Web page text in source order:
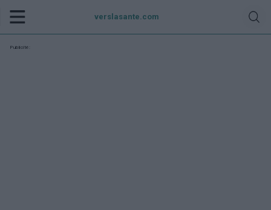
verslasante.com
Publicité: